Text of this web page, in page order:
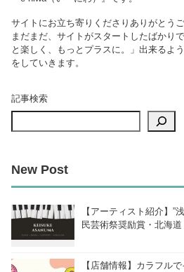
サイトにお立ち寄りくださりありがとう
まだまだ、サイトがスタートしたばかり
と楽しく、もっとプラスに。」出来るよ
をしていきます。
記事検索
New Post
【アーティスト紹介】”
民芸術祭奨励賞・北海
【店舗情報】カラフル